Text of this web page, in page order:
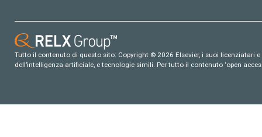
Tutto il contenuto di questo sito: Copyright © 2026 Elsevier, i suoi
dell’intelligenza artificiale, e tecnologie simili. Per tutto il contenuto ‘open